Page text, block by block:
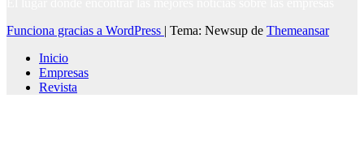
Funciona gracias a WordPress | Tema: Newsup de Themeansar
Inicio
Empresas
Revista